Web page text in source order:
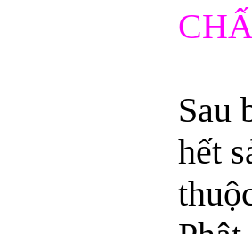
Sau
hết